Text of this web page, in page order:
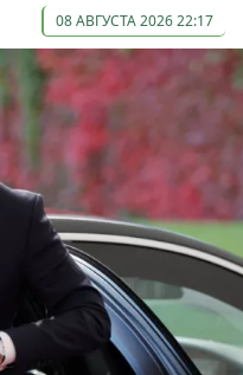
08 АВГУСТА 2026 22:17